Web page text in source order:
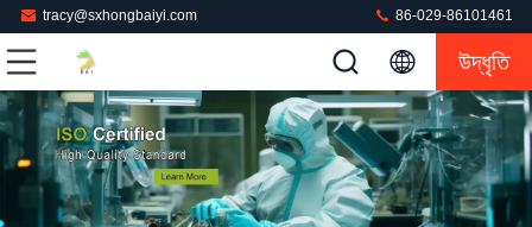
tracy@sxhongbaiyi.com 86-029-86101461
উদ্ধৃতি